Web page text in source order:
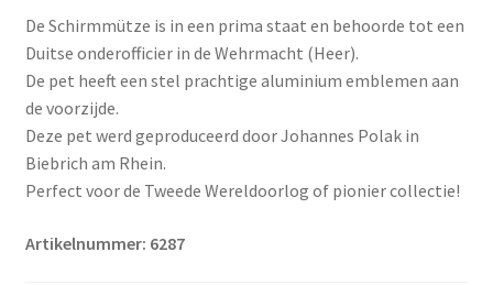
De Schirmmütze is in een prima staat en behoorde tot een
Duitse onderofficier in de Wehrmacht (Heer).
De pet heeft een stel prachtige aluminium emblemen aan
de voorzijde.
Deze pet werd geproduceerd door Johannes Polak in
Biebrich am Rhein.
Perfect voor de Tweede Wereldoorlog of pionier collectie!
Artikelnummer: 6287